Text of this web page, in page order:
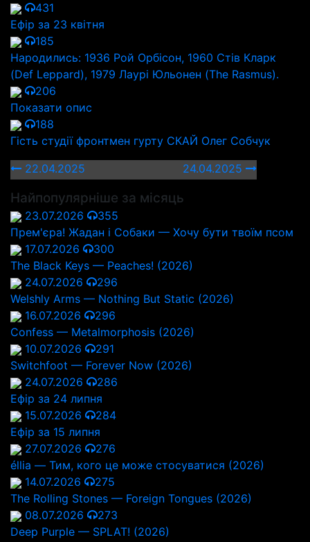
431
Ефір за 23 квітня
185
Народились: 1936 Рой Орбісон, 1960 Стів Кларк
(Def Leppard), 1979 Лаурі Юльонен (The Rasmus).
206
Показати опис
188
Гість студії фронтмен гурту СКАЙ Олег Собчук
22.04.2025
24.04.2025
Найпопулярніше за місяць
23.07.2026
355
Прем'єра! Жадан і Собаки — Хочу бути твоїм псом
17.07.2026
300
The Black Keys — Peaches! (2026)
24.07.2026
296
Welshly Arms — Nothing But Static (2026)
16.07.2026
296
Confess — Metalmorphosis (2026)
10.07.2026
291
Switchfoot — Forever Now (2026)
24.07.2026
286
Ефір за 24 липня
15.07.2026
284
Ефір за 15 липня
27.07.2026
276
éllia — Тим, кого це може стосуватися (2026)
14.07.2026
275
The Rolling Stones — Foreign Tongues (2026)
08.07.2026
273
Deep Purple — SPLAT! (2026)